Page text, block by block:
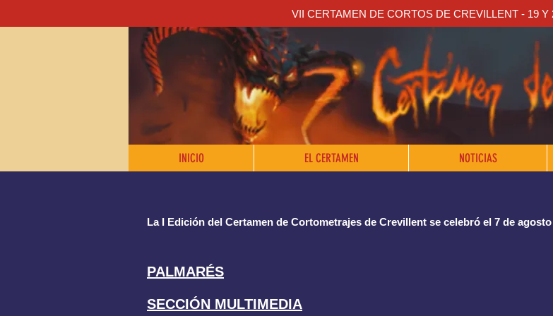
VII CERTAMEN DE CORTOS DE CREVILLENT - 19 Y
INICIO EL CERTAMEN NOTICIAS
La I Edición del Certamen de Cortometrajes de Crevillent se celebró el 7 de agosto
PALMARÉS
SECCIÓN MULTIMEDIA